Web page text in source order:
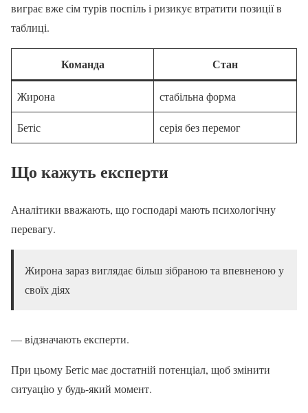
виграє вже сім турів поспіль і ризикує втратити позиції в
таблиці.
Команда Стан
Жирона стабільна форма
Бетіс серія без перемог
Що кажуть експерти
Аналітики вважають, що господарі мають психологічну
перевагу.
Жирона зараз виглядає більш зібраною та впевненою у
своїх діях
— відзначають експерти.
При цьому Бетіс має достатній потенціал, щоб змінити
ситуацію у будь-який момент.